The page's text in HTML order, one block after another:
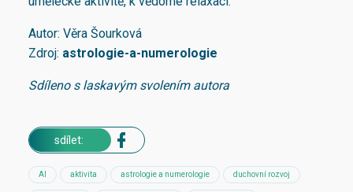
Autor: Věra Šourková
Zdroj: astrologie-a-numerologie
Sdíleno s laskavým svolením autora
sdílet:
AI aktivita astrologie a numerologie duchovní rozvoj